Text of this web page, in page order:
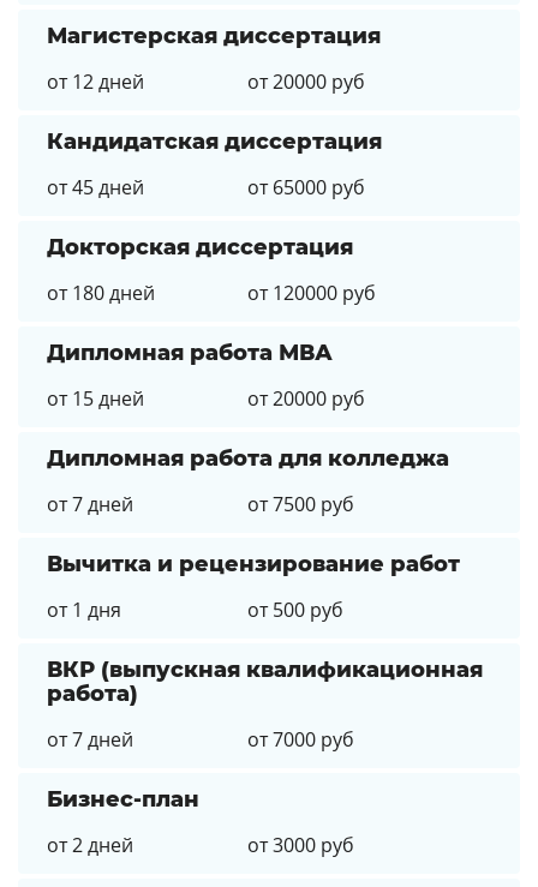
Магистерская диссертация
от 12 дней
от 20000 руб
Кандидатская диссертация
от 45 дней
от 65000 руб
Докторская диссертация
от 180 дней
от 120000 руб
Дипломная работа МВА
от 15 дней
от 20000 руб
Дипломная работа для колледжа
от 7 дней
от 7500 руб
Вычитка и рецензирование работ
от 1 дня
от 500 руб
ВКР (выпускная квалификационная
работа)
от 7 дней
от 7000 руб
Бизнес-план
от 2 дней
от 3000 руб